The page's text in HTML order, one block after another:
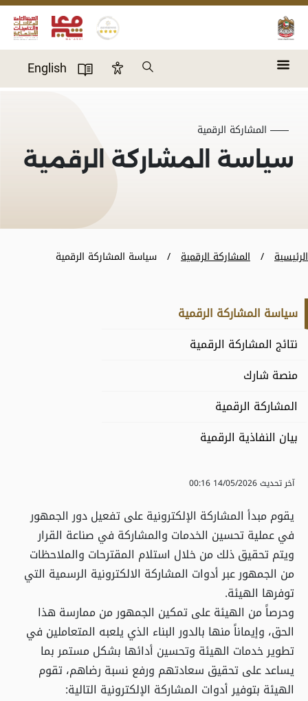
Skip to main content
Search
Accessibility Panel
User Directory
English
المشاركة الرقمية
سياسة المشاركة الرقمية
الرئيسية المشاركة الرقمية سياسة المشاركة الرقمية
سياسة المشاركة الرقمية
نتائج المشاركة الرقمية
منصة شارك
المشاركة الرقمية
بيان النفاذية الرقمية
آخر تحديث14/05/2026 00:16
يقوم مبدأ المشاركة الإلكترونية على تفعيل دور الجمهور
في عملية تحسين الخدمات والمشاركة في صناعة القرار
ويتم تحقيق ذلك من خلال استلام المقترحات والملاحظات
من الجمهور عبر أدوات المشاركة الالكترونية الرسمية التي
توفرها الهيئة.
وحرصاً من الهيئة على تمكين الجمهور من ممارسة هذا
الحق، وإيماناً منها بالدور البناء الذي يلعبه المتعاملين في
تطوير خدمات الهيئة وتحسين أدائها بشكل مستمر بما
يساعد على تحقيق سعادتهم ورفع نسبة رضاهم، تقوم
الهيئة بتوفير أدوات المشاركة الإلكترونية التالية: